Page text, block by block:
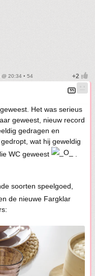
20:34 • 54
Het was serieus
geweest, nieuw record
gedragen en
wat hij geweldig
WC geweest
soorten speelgoed,
de nieuwe Fargklar